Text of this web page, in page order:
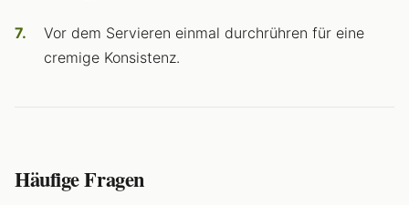
Vor dem Servieren einmal durchrühren für eine
cremige Konsistenz.
Häufige Fragen